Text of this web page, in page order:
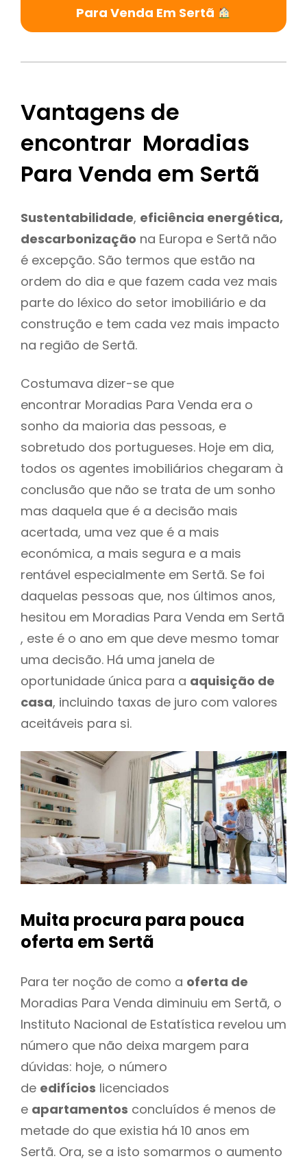
Para Venda Em Sertã
Vantagens de
encontrar Moradias
Para Venda em Sertã
Sustentabilidade, eficiência energética,
descarbonização na Europa e Sertã não
é excepção. São termos que estão na
ordem do dia e que fazem cada vez mais
parte do léxico do setor imobiliário e da
construção e tem cada vez mais impacto
na região de Sertã.
Costumava dizer-se que
encontrar Moradias Para Venda era o
sonho da maioria das pessoas, e
sobretudo dos portugueses. Hoje em dia,
todos os agentes imobiliários chegaram à
conclusão que não se trata de um sonho
mas daquela que é a decisão mais
acertada, uma vez que é a mais
económica, a mais segura e a mais
rentável especialmente em Sertã. Se foi
daquelas pessoas que, nos últimos anos,
hesitou em Moradias Para Venda em Sertã
, este é o ano em que deve mesmo tomar
uma decisão. Há uma janela de
oportunidade única para a aquisição de
casa, incluindo taxas de juro com valores
aceitáveis para si.
Muita procura para pouca
oferta em Sertã
Para ter noção de como a oferta de
Moradias Para Venda diminuiu em Sertã, o
Instituto Nacional de Estatística revelou um
número que não deixa margem para
dúvidas: hoje, o número
de edifícios licenciados
e apartamentos concluídos é menos de
metade do que existia há 10 anos em
Sertã. Ora, se a isto somarmos o aumento